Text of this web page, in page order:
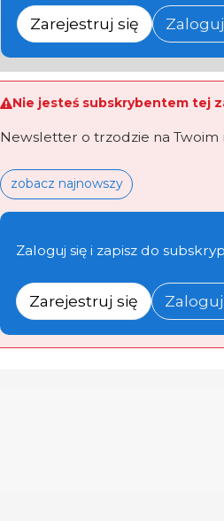
Zarejestruj się
Nie jesteś subskrybentem tej
Newsletter o trzodzie na Twoim
zobacz najnowszy
Zaloguj się i zapisz do
Zarejestruj się